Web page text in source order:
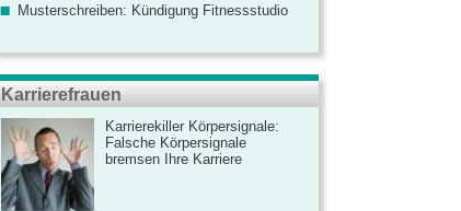
Musterschreiben: Kündigung Fitnessstudio
Karrierefrauen
Karrierekiller Körpersignale:
Falsche Körpersignale
bremsen Ihre Karriere